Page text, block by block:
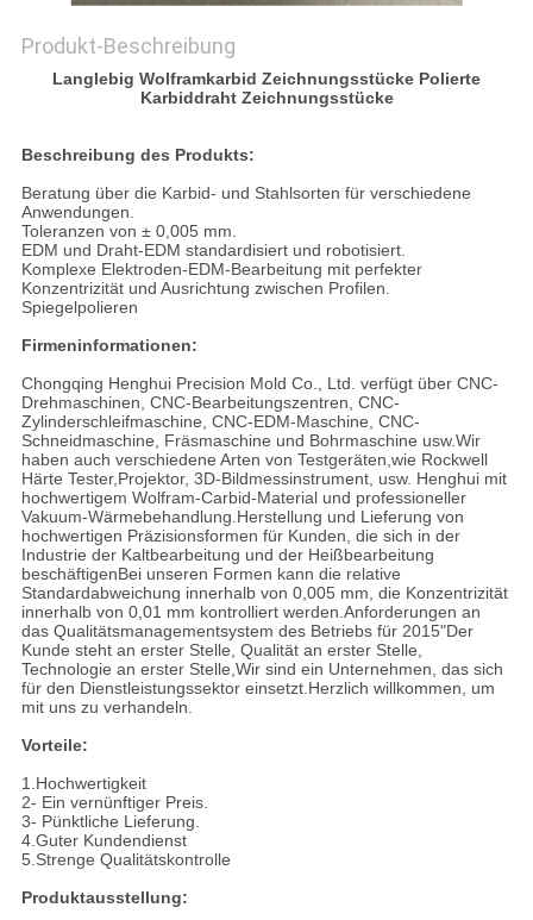
Produkt-Beschreibung
Langlebig Wolframkarbid Zeichnungsstücke Polierte
Karbiddraht Zeichnungsstücke
Beschreibung des Produkts:
Beratung über die Karbid- und Stahlsorten für verschiedene
Anwendungen.
Toleranzen von ± 0,005 mm.
EDM und Draht-EDM standardisiert und robotisiert.
Komplexe Elektroden-EDM-Bearbeitung mit perfekter
Konzentrizität und Ausrichtung zwischen Profilen.
Spiegelpolieren
Firmeninformationen:
Chongqing Henghui Precision Mold Co., Ltd. verfügt über CNC-
Drehmaschinen, CNC-Bearbeitungszentren, CNC-
Zylinderschleifmaschine, CNC-EDM-Maschine, CNC-
Schneidmaschine, Fräsmaschine und Bohrmaschine usw.Wir
haben auch verschiedene Arten von Testgeräten,wie Rockwell
Härte Tester,Projektor, 3D-Bildmessinstrument, usw. Henghui mit
hochwertigem Wolfram-Carbid-Material und professioneller
Vakuum-Wärmebehandlung.Herstellung und Lieferung von
hochwertigen Präzisionsformen für Kunden, die sich in der
Industrie der Kaltbearbeitung und der Heißbearbeitung
beschäftigenBei unseren Formen kann die relative
Standardabweichung innerhalb von 0,005 mm, die Konzentrizität
innerhalb von 0,01 mm kontrolliert werden.Anforderungen an
das Qualitätsmanagementsystem des Betriebs für 2015"Der
Kunde steht an erster Stelle, Qualität an erster Stelle,
Technologie an erster Stelle,Wir sind ein Unternehmen, das sich
für den Dienstleistungssektor einsetzt.Herzlich willkommen, um
mit uns zu verhandeln.
Vorteile:
1.Hochwertigkeit
2- Ein vernünftiger Preis.
3- Pünktliche Lieferung.
4.Guter Kundendienst
5.Strenge Qualitätskontrolle
Produktausstellung: